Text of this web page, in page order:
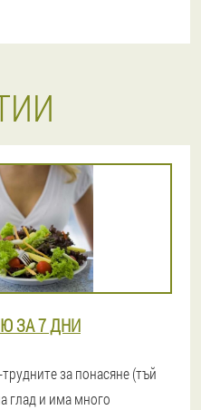
ЗА 7 ДНИ
за понасяне (тъй
глад и има много